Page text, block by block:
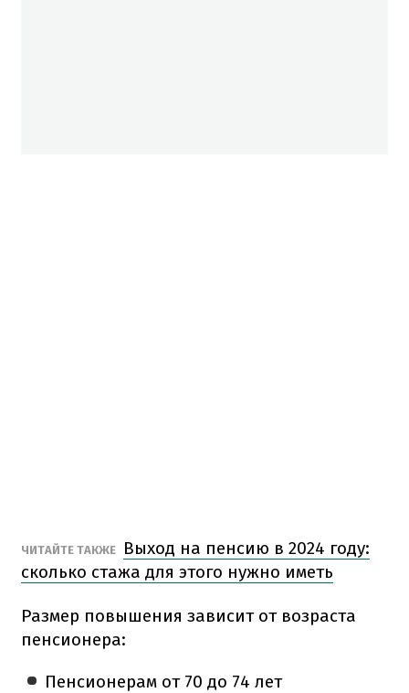
ЧИТАЙТЕ ТАКЖЕ
Выход на пенсию в 2024 году:
сколько стажа для этого нужно иметь
Размер повышения зависит от возраста
пенсионера:
Пенсионерам от 70 до 74 лет